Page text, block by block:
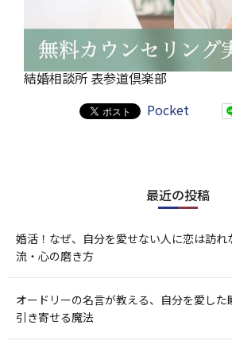
結婚相談所 表参道倶楽部
Pocket
最近の投稿
婚活！なぜ、自分を愛せない人に恋は訪れ
流・心の磨き方
オードリーの名言が教える、自分を愛し
引き寄せる魔法